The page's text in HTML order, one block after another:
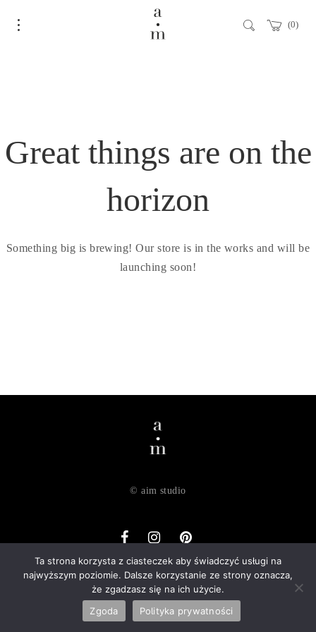
0
Great things are on the
horizon
Something big is brewing! Our store is in the works and will be
launching soon!
Ta strona korzysta z ciasteczek aby świadczyć usługi na
najwyższym poziomie. Dalsze korzystanie ze strony oznacza,
że zgadzasz się na ich użycie.
Zgoda
Polityka prywatności
© aim studio
o nas dostawa zwroty regulamin
polityka prywatności
kontakt